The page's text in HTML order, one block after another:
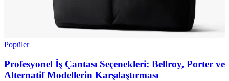
Popüler
Profesyonel İş Çantası Seçenekleri: Bellroy, Porter ve
Alternatif Modellerin Karşılaştırması